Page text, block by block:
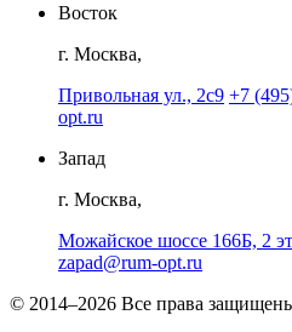
Восток
г. Москва,
Привольная ул., 2с9 +7
opt.ru
Запад
г. Москва,
Можайское шоссе 166Б, 2
zapad@rum-opt.ru
© 2014–2026 Все права